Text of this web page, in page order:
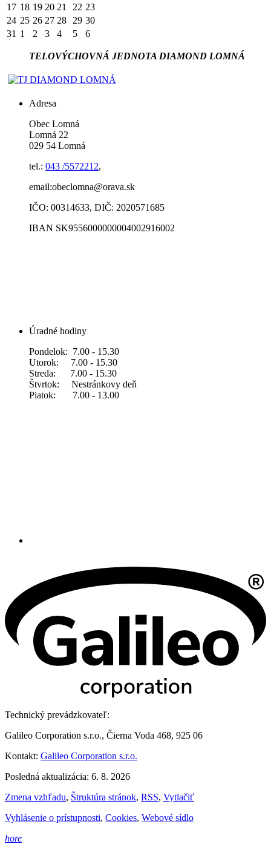
17 18 19 20 21 22 23
24 25 26 27 28 29 30
31 1 2 3 4 5 6
TELOVÝCHOVNÁ JEDNOTA DIAMOND LOMNÁ
Adresa
Obec Lomná
Lomná 22
029 54 Lomná
tel.: 043 /5572212,
email:obeclomna@orava.sk
IČO: 00314633, DIČ: 2020571685
IBAN SK9556000000004002916002
Úradné hodiny
Pondelok: 7.00 - 15.30
Utorok: 7.00 - 15.30
Streda: 7.00 - 15.30
Štvrtok: Nestránkovy deň
Piatok: 7.00 - 13.00
Technický prevádzkovateľ:
Galileo Corporation s.r.o., Čierna Voda 468, 925 06
Kontakt: Galileo Corporation s.r.o.
Posledná aktualizácia: 6. 8. 2026
Zmena vzhľadu, Štruktúra stránok, RSS, Vytlačiť
Vyhlásenie o prístupnosti, Cookies, Webové sídlo
hore